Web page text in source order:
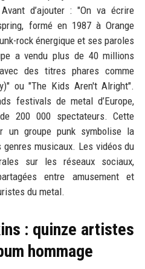
d’ajouter : "On va écrire
formé en 1987 à Orange
rock énergique et ses paroles
a vendu plus de 40 millions
des titres phares comme
ou "The Kids Aren't Alright".
festivals de metal d’Europe,
200 000 spectateurs. Cette
un groupe punk symbolise la
musicaux. Les vidéos du
sur les réseaux sociaux,
entre amusement et
du metal.
: quinze artistes
hommage